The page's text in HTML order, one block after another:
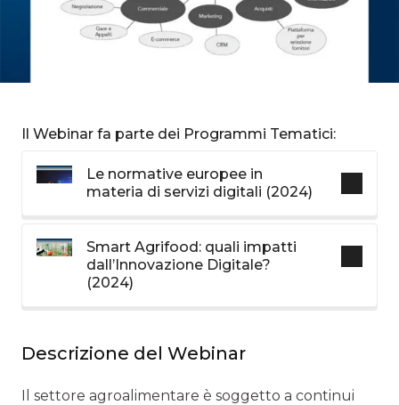
Il Webinar fa parte dei Programmi Tematici:
Le normative europee in
materia di servizi digitali (2024)
Smart Agrifood: quali impatti
dall’Innovazione Digitale?
(2024)
Descrizione del Webinar
Il settore agroalimentare è soggetto a continui